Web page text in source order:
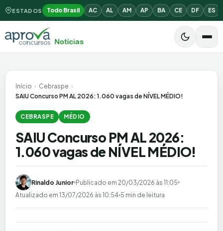
ESTADOS Todo Brasil AC AL AM AP BA CE DF ES
Início › Cebraspe ›
SAIU Concurso PM AL 2026: 1.060 vagas de NÍVEL MÉDIO!
CEBRASPE MÉDIO
SAIU Concurso PM AL 2026:
1.060 vagas de NÍVEL MÉDIO!
Rinaldo Junior Publicado em 20/03/2026 às 11:05
Atualizado em 13/07/2026 às 10:54 5 min de leitura